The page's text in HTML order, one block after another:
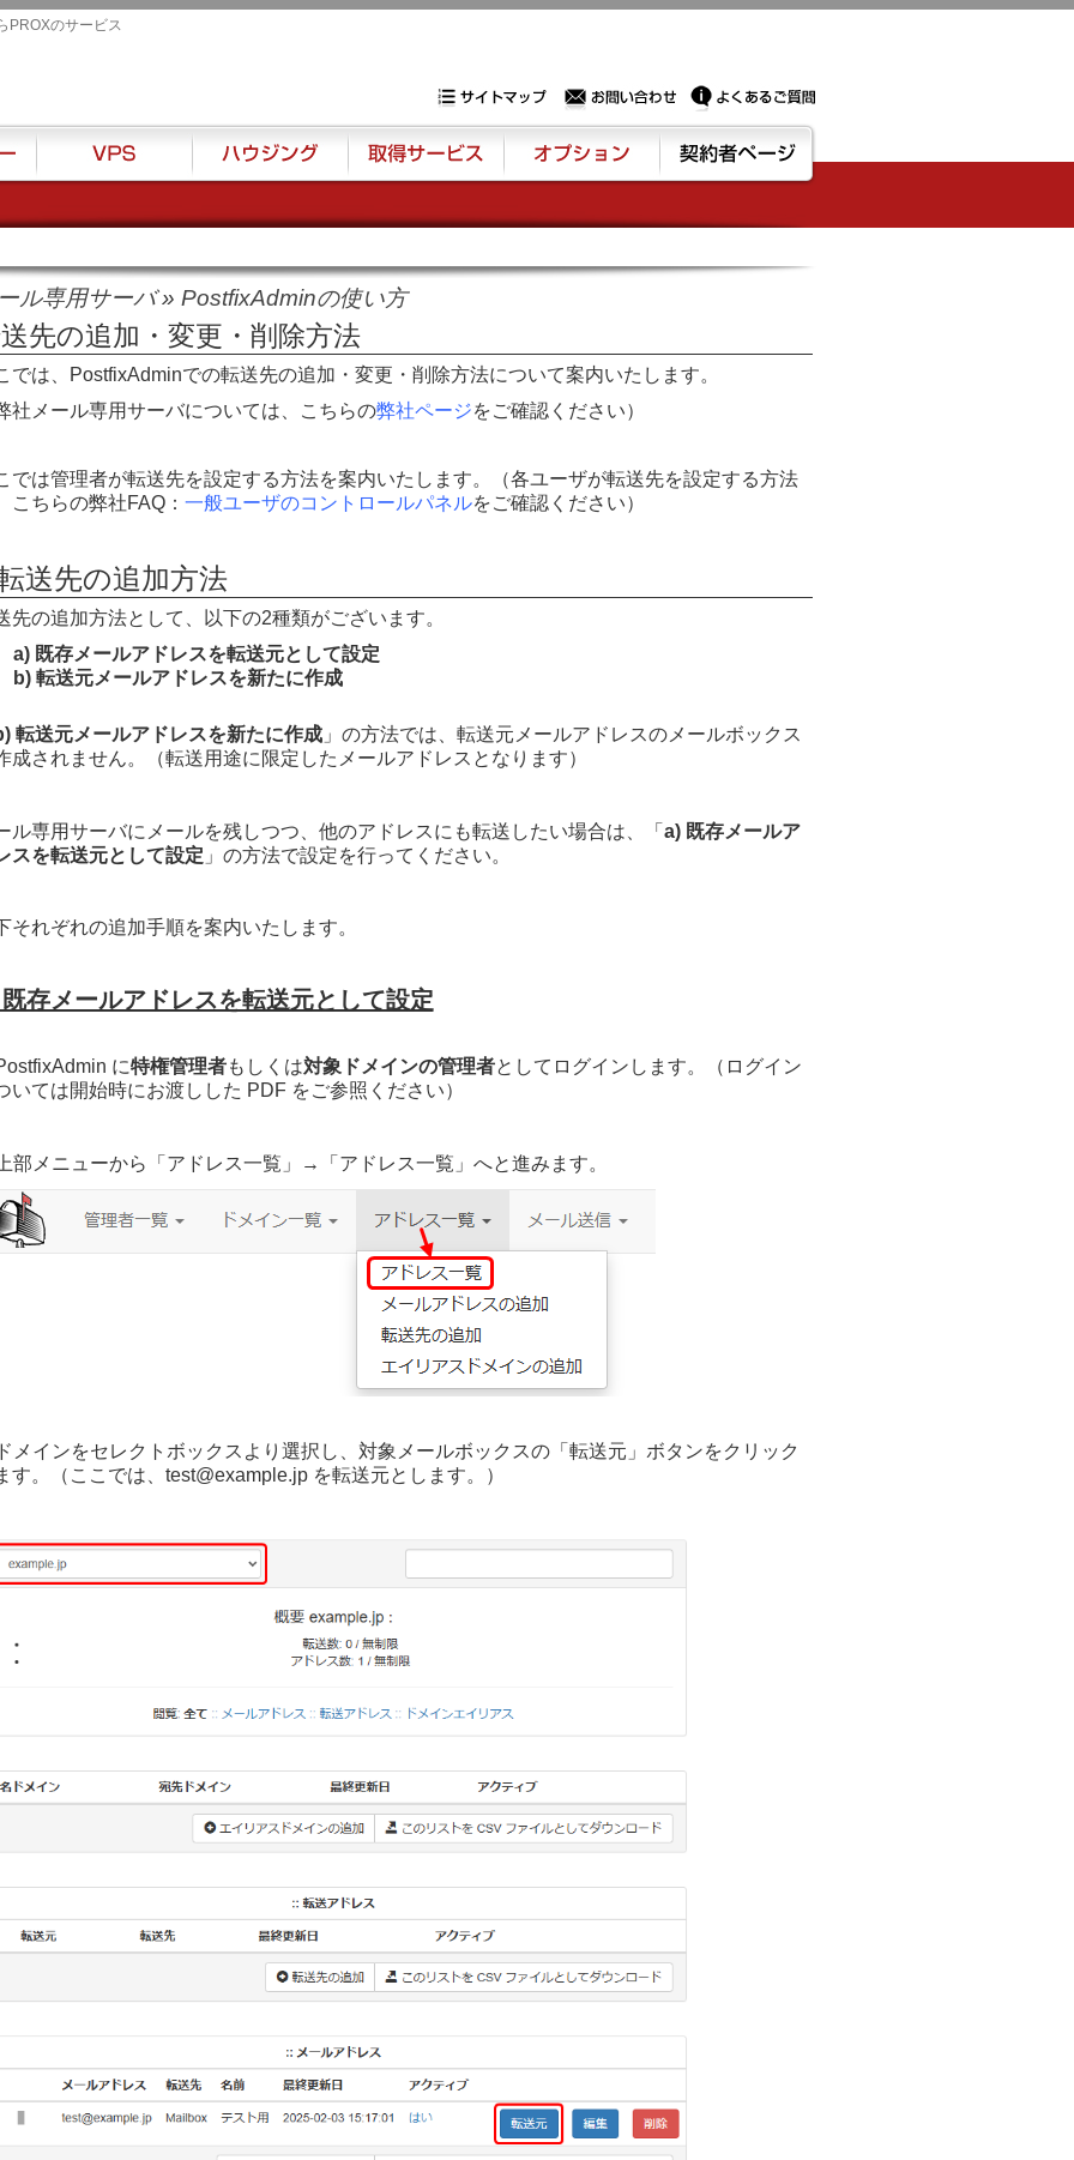
PROXのサービス
ル専用サーバ» PostfixAdminの使い方
先の追加・変更・削除方法
では、PostfixAdminでの転送先の追加・変更・削除方法について案内いたします。
社メール専用サーバについては、こちらの弊社ページをご確認ください）
では管理者が転送先を設定する方法を案内いたします。（各ユーザが転送先を設定する方法
こちらの弊社FAQ： 一般ユーザのコントロールパネルをご確認ください）
送先の追加方法
先の追加方法として、以下の2種類がございます。
a) 既存メールアドレスを転送元として設定
b) 転送元メールアドレスを新たに作成
転送元メールアドレスを新たに作成」の方法では、転送元メールアドレスのメールボックス
成されません。（転送用途に限定したメールアドレスとなります）
ル専用サーバにメールを残しつつ、他のアドレスにも転送したい場合は、「 a) 既存メールア
スを転送元として設定 」の方法で設定を行ってください。
それぞれの追加手順を案内いたします。
存メールアドレスを転送元として設定
に特権管理者もしくは対象ドメインの管理者としてログインします。（ログイン
いては開始時にお渡しした PDF をご参照ください）
部メニューから「アドレス一覧」→「アドレス一覧」へと進みます。
メインをセレクトボックスより選択し、対象メールボックスの「転送元」ボタンをクリック
す。（ここでは、 test@example.jp を転送元とします。 ）
VPS ハウジング 取得サービス オプション 契約者ページ